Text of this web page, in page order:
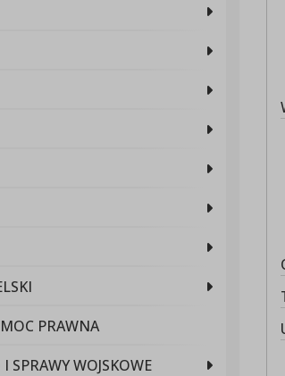
PRAWNA
SPRAWY WOJSKOWE